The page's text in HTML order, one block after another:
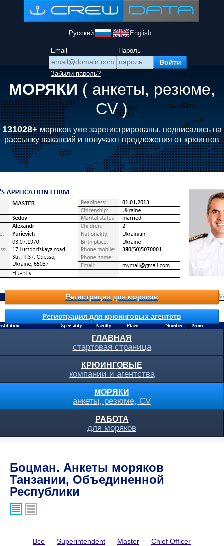
Русский English
Email Пароль
Забыли пароль?
МОРЯКИ ( анкеты, резюме,
CV )
131028+моряков уже зарегистрированы, подписались на
рассылку вакансий и получают предложения от крюингов
Регистрация для моряков
Регистрация для крюинговых агентств
ГЛАВНАЯ
стартовая страница
КРЮИНГОВЫЕ
компании и агентства
МОРЯКИ
анкеты, резюме, CV
РАБОТА
для моряков
Боцман. Анкеты моряков
Танзании, Объединенной
Республики
Все Superintendent Master
Chief Officer